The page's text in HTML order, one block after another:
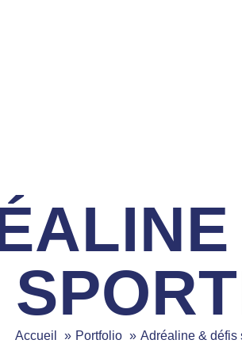
Accueil Portfolio Adréaline & défis